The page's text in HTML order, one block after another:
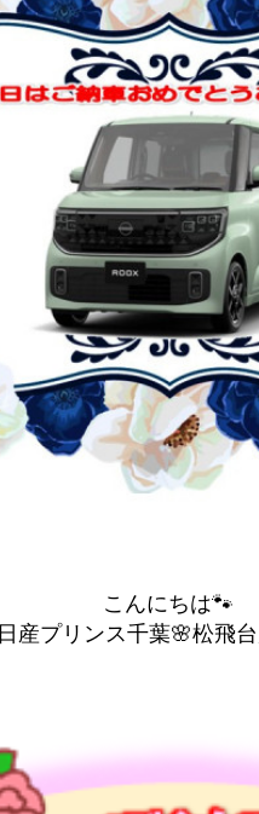
こんにちは🐾
日産プリンス千葉🌸松飛